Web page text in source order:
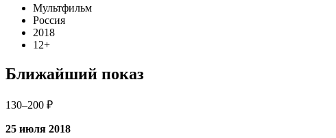
Мультфильм
Россия
2018
12+
Ближайший показ
130–200 ₽
25 июля 2018